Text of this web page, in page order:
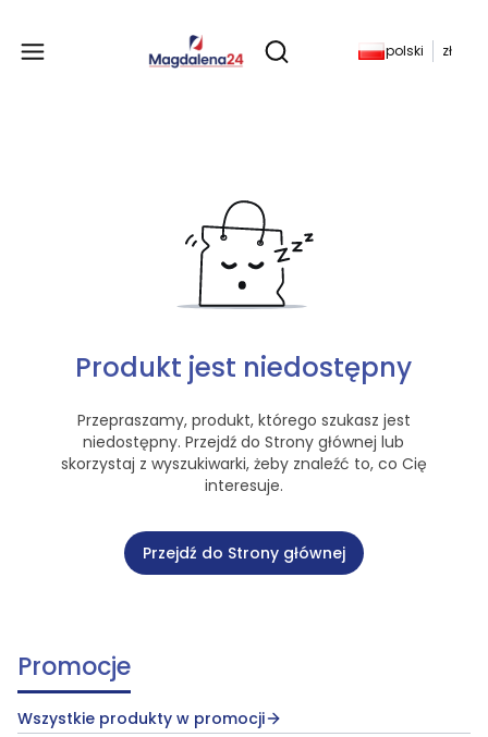
Otwórz wyszukiwarkę
Produkty w
polski zł
Produkt jest niedostępny
Przepraszamy, produkt, którego szukasz jest
niedostępny. Przejdź do Strony głównej lub
skorzystaj z wyszukiwarki, żeby znaleźć to, co Cię
interesuje.
Przejdź do Strony głównej
Promocje
Wszystkie produkty w promocji